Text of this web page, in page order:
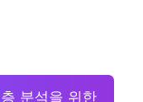
분석을 위한